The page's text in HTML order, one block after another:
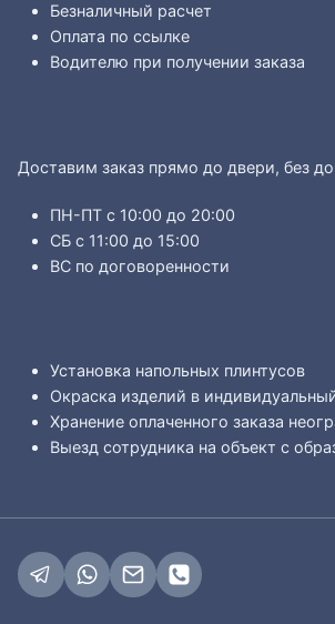
Безналичный расчет
Оплата по ссылке
Водителю при получении заказа
Доставим заказ прямо до двери, без
ПН-ПТ с 10:00 до 20:00
СБ с 11:00 до 15:00
ВС по договоренности
Установка напольных плинтусов
Окраска изделий в
Хранение оплаченного заказа
Выезд сотрудника на объект с